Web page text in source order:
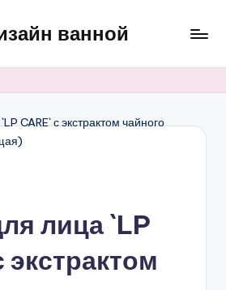
ванной
лица `LP
экстрактом